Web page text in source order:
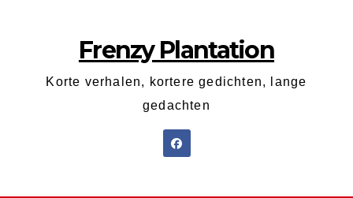
Frenzy Plantation
Korte verhalen, kortere gedichten, lange
gedachten